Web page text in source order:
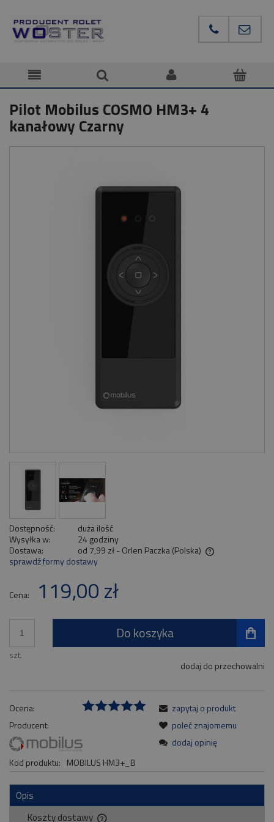
Pilot Mobilus COSMO HM3+ 4
kanałowy Czarny
Dostępność:
duża ilość
Wysyłka w:
24 godziny
Dostawa:
od 7,99 zł - Orlen Paczka (Polska)
Cena nie zawiera ewentualnych kosztów płatności
sprawdź formy dostawy
Cena: 119,00 zł
szt.
Do koszyka
dodaj do przechowalni
Ocena:
Producent:
Kod produktu: MOBILUS HM3+_B
zapytaj o produkt
poleć znajomemu
dodaj opinię
Opis
Koszty dostawy